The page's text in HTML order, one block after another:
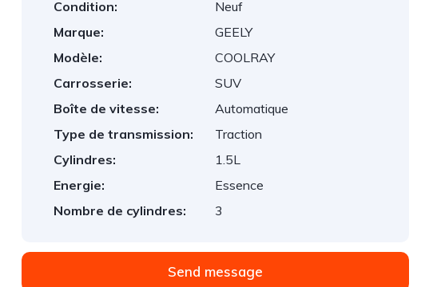
Condition:
Neuf
Marque:
GEELY
Modèle:
COOLRAY
Carrosserie:
SUV
Boîte de vitesse:
Automatique
Type de transmission:
Traction
Cylindres:
1.5L
Energie:
Essence
Nombre de cylindres:
3
Send message